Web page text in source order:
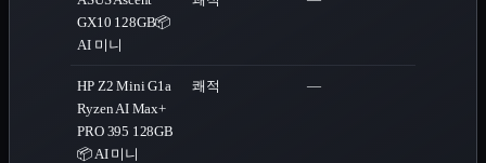
GX10 128GB📦
AI 미니
HP Z2 Mini G1a
Ryzen AI Max+
PRO 395 128GB
📦 AI 미니
쾌적 —